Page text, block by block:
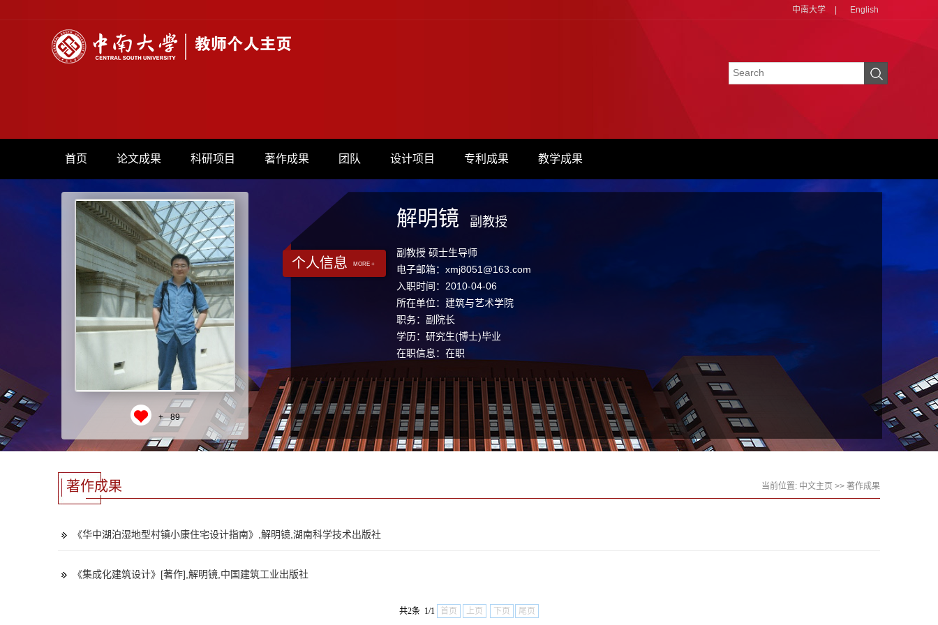
中南大学 English
首页 论文成果 科研项目 著作成果 团队 设计项目 专利成果 教学成果
+ 89
个人信息 MORE +
解明镜 副教授
副教授 硕士生导师
电子邮箱： xmj8051@163.com
入职时间：2010-04-06
所在单位：建筑与艺术学院
职务：副院长
学历：研究生(博士)毕业
在职信息：在职
著作成果 当前位置: 中文主页 >> 著作成果
《华中湖泊湿地型村镇小康住宅设计指南》,解明镜,湖南科学技术出版社
《集成化建筑设计》[著作],解明镜,中国建筑工业出版社
共2条 1/1 首页 上页 下页 尾页